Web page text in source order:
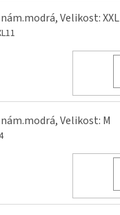
Velikost: XXL
Velikost: M